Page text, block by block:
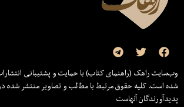
وب‌سایت راهک (راهنمای کتاب) با حمایت و پشتیبانی
شده است. کلیه حقوق مرتبط با مطالب و تصاویر منتشر شده
پدیدآورندگان آنهاست